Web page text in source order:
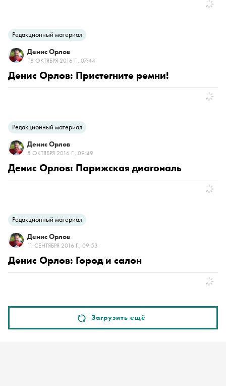
Редакционный материал
Денис Орлов
18 ОКТЯБРЯ 2016 Г., 07:44
Денис Орлов: Пристегните ремни!
Редакционный материал
Денис Орлов
5 ОКТЯБРЯ 2016 Г., 09:49
Денис Орлов: Парижская диагональ
Редакционный материал
Денис Орлов
11 СЕНТЯБРЯ 2016 Г., 09:53
Денис Орлов: Город и салон
Загрузить ещё